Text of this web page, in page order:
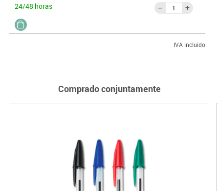
temprana.
24/48 horas
IVA incluido
Comprado conjuntamente